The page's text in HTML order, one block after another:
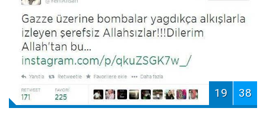
19 38